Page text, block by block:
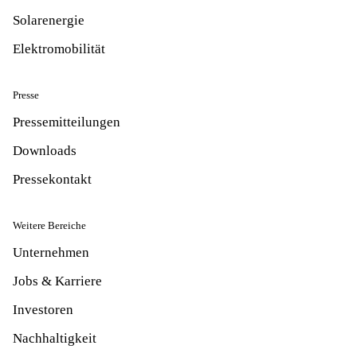
Solarenergie
Elektromobilität
Presse
Pressemitteilungen
Downloads
Pressekontakt
Weitere Bereiche
Unternehmen
Jobs & Karriere
Investoren
Nachhaltigkeit